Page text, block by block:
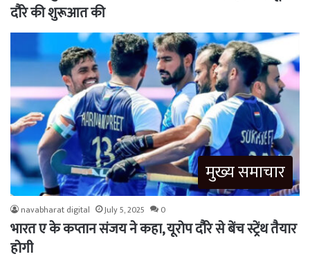
दौरे की शुरूआत की
मुख्य समाचार
navabharat digital July 5, 2025 0
भारत ए के कप्तान संजय ने कहा, यूरोप दौरे से बेंच स्ट्रेंथ तैयार
होगी